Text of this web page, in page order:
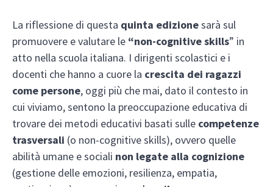
La riflessione di questa quinta edizionesarà sul
promuovere e valutare le “non-cognitive skills” in
atto nella scuola italiana. I dirigenti scolastici e i
docenti che hanno a cuore la crescita dei ragazzi
come persone, oggi più che mai, dato il contesto in
cui viviamo, sentono la preoccupazione educativa di
trovare dei metodi educativi basati sulle competenze
trasversali (o non-cognitive skills), ovvero quelle
abilità umane e sociali non legate alla cognizione
(gestione delle emozioni, resilienza, empatia,